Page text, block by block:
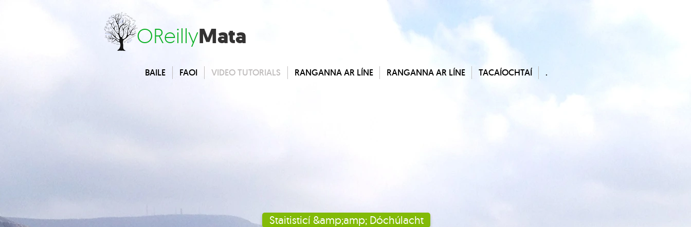
OReillyMata
BAILE FAOI VIDEO TUTORIALS RANGANNA AR LÍNE RANGANNA AR LÍNE TACAÍOCHTAÍ .
Staitisticí &amp;amp; Dóchúlacht